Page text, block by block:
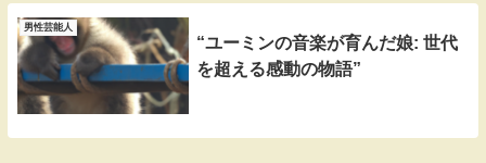
男性芸能人
“ユーミンの音楽が育んだ娘: 世代
を超える感動の物語”